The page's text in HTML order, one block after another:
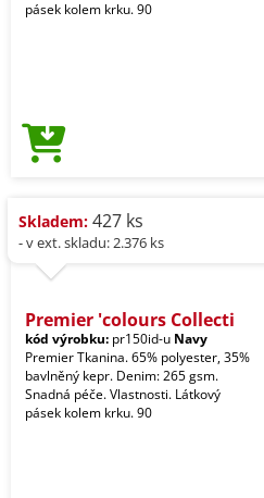
pásek kolem krku. 90
Skladem: 427 ks
- v ext. skladu: 2.376 ks
Premier 'colours Collecti
kód výrobku: pr150id-u Navy
Premier Tkanina. 65% polyester, 35%
bavlněný kepr. Denim: 265 gsm.
Snadná péče. Vlastnosti. Látkový
pásek kolem krku. 90